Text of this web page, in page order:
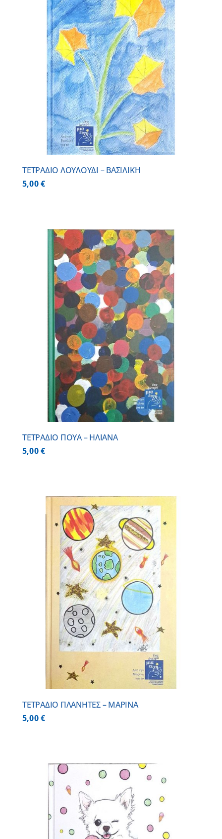
ΤΕΤΡΑΔΙΟ ΛΟΥΛΟΥΔΙ – ΒΑΣΙΛΙΚΗ
5,00€
ΤΕΤΡΑΔΙΟ ΠΟΥΑ – ΗΛΙΑΝΑ
5,00€
ΤΕΤΡΑΔΙΟ ΠΛΑΝΗΤΕΣ – ΜΑΡΙΝΑ
5,00€